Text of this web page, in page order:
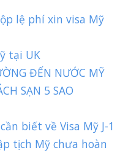
lệ phí xin visa Mỹ
tại UK
ĐẾN NƯỚC MỸ
SẠN 5 SAO
biết về Visa Mỹ J-1
tịch Mỹ chưa hoàn